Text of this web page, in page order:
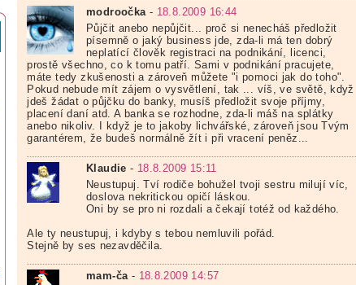
modroočka - 18.8.2009 16:44
Půjčit anebo nepůjčit... proč si nenecháš předložit
písemně o jaký business jde, zda-li má ten dobrý
neplatící člověk registraci na podnikání, licenci,
prostě všechno, co k tomu patří. Sami v podnikání pracujete,
máte tedy zkušenosti a zároveň můžete "i pomoci jak do toho".
Pokud nebude mít zájem o vysvětlení, tak ... víš, ve světě, když
jdeš žádat o půjčku do banky, musíš předložit svoje příjmy,
placení daní atd. A banka se rozhodne, zda-li máš na splátky
anebo nikoliv. I když je to jakoby lichvářské, zároveň jsou Tvým
garantérem, že budeš normálně žít i při vracení peněz...
Klaudie - 18.8.2009 15:11
Neustupuj. Tví rodiče bohužel tvoji sestru milují víc,
doslova nekritickou opičí láskou.
Oni by se pro ni rozdali a čekají totéž od každého.
Ale ty neustupuj, i kdyby s tebou nemluvili pořád.
Stejně by ses nezavděčila.
mam-ča- 18.8.2009 14:57